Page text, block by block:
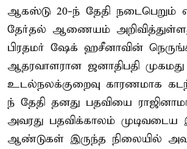
ஆகஸ்டு 20-ந் தேதி நடைபெறும்
தேர்தல் ஆணையம்
பிரதமர் ஷேக் ஹசீனாவின்
ஆதரவாளரான ஜனாதிபதி
உடல்நலக்குறைவு காரணமாக
ந் தேதி தனது பதவியை
அவரது பதவிக்காலம்
ஆண்டுகள் இருந்த நிலையில்